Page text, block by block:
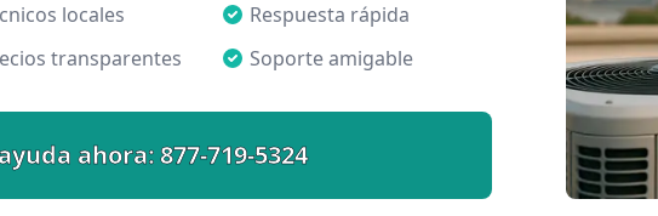
locales
Respuesta rápida
transparentes Soporte amigable
ahora:877-719-5324